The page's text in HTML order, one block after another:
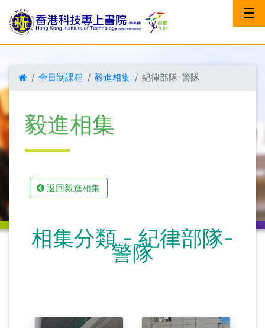
☰
全日制課程 毅進相集 紀律部隊-警隊
毅進相集
返回毅進相集
相集分類 - 紀律部隊-
警隊